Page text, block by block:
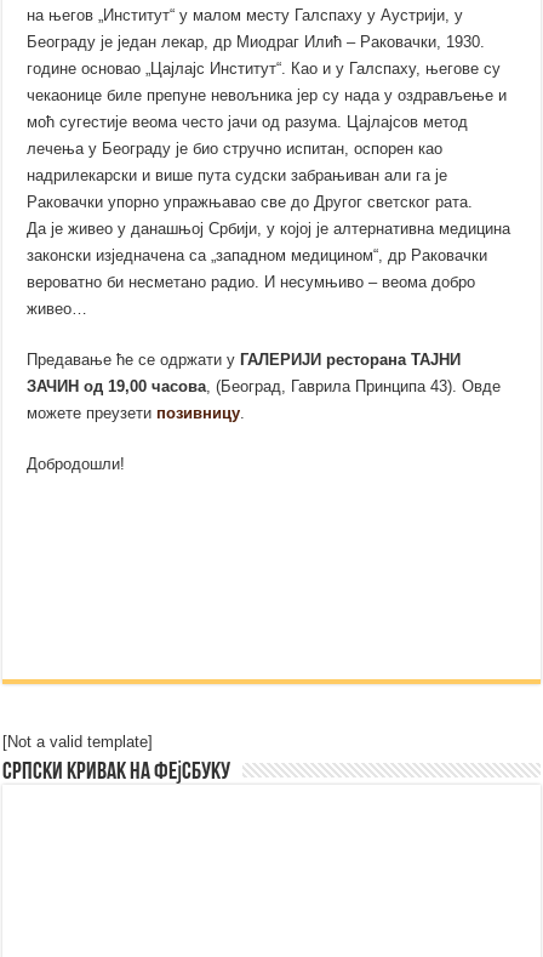
на његов „Институт“ у малом месту Галспаху у Аустрији, у
Београду је један лекар, др Миодраг Илић – Раковачки, 1930.
године основао „Цајлајс Институт“. Као и у Галспаху, његове су
чекаонице биле препуне невољника јер су нада у оздрављење и
моћ сугестије веома често јачи од разума. Цајлајсов метод
лечења у Београду је био стручно испитан, оспорен као
надрилекарски и више пута судски забрањиван али га је
Раковачки упорно упражњавао све до Другог светског рата.
Да је живео у данашњој Србији, у којој је алтернативна медицина
законски изједначена са „западном медицином“, др Раковачки
вероватно би несметано радио. И несумњиво – веома добро
живео…
Предавање ће се одржати у ГАЛЕРИЈИ ресторана ТАЈНИ
ЗАЧИН од 19,00 часова, (Београд, Гаврила Принципа 43). Овде
можете преузети позивницу.
Добродошли!
[Not a valid template]
Српски Кривак на Фејсбуку